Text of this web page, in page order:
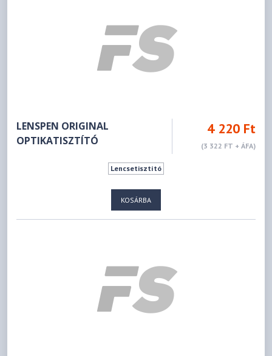
LENSPEN ORIGINAL
OPTIKATISZTÍTÓ
4 220 Ft
(3 322 FT + ÁFA)
Lencsetisztító
KOSÁRBA